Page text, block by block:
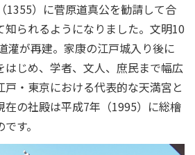
1355）に菅原道真公を勧請して合
られるようになりました。文明10
灌が再建。家康の江戸城入り後に
はじめ、学者、文人、庶民まで幅広
戸・東京における代表的な天満宮と
在の社殿は平成7年（1995）に総檜
す。